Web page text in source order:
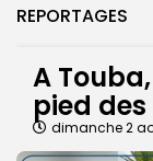
REPORTAGES
A
pied
dimanche 2